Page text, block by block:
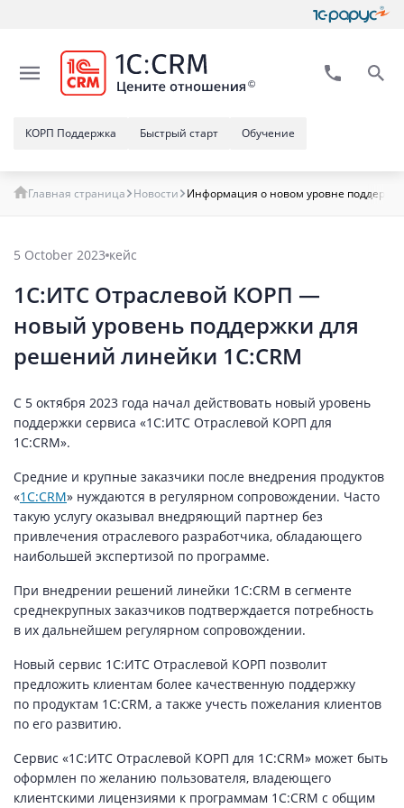
Обучение
Быстрый старт
КОРП Поддержка
Главная страница Новости Информация о новом уровне
5 October 2023 кейс
1С:ИТС Отраслевой КОРП —
новый уровень поддержки для
решений линейки 1С:CRM
С 5 октября 2023 года начал действовать новый уровень
поддержки сервиса «1С:ИТС Отраслевой КОРП для
1С:CRM».
Средние и крупные заказчики после внедрения продуктов
«1С:CRM» нуждаются в регулярном сопровождении. Часто
такую услугу оказывал внедряющий партнер без
привлечения отраслевого разработчика, обладающего
наибольшей экспертизой по программе.
При внедрении решений линейки 1С:CRM в сегменте
среднекрупных заказчиков подтверждается потребность
в их дальнейшем регулярном сопровождении.
Новый сервис 1С:ИТС Отраслевой КОРП позволит
предложить клиентам более качественную поддержку
по продуктам 1С:CRM, а также учесть пожелания клиентов
по его развитию.
Сервис «1С:ИТС Отраслевой КОРП для 1С:CRM» может быть
оформлен по желанию пользователя, владеющего
клиентскими лицензиями к программам 1С:CRM с общим